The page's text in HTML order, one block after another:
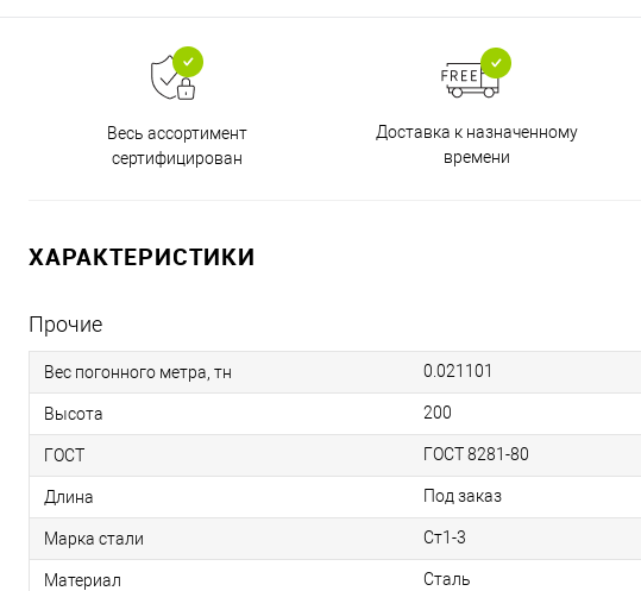
Весь ассортимент
сертифицирован
Доставка к назначенному
времени
ХАРАКТЕРИСТИКИ
Прочие
Вес погонного метра, тн 0.021101
Высота 200
ГОСТ ГОСТ 8281-80
Длина Под заказ
Марка стали Ст1-3
Материал Сталь